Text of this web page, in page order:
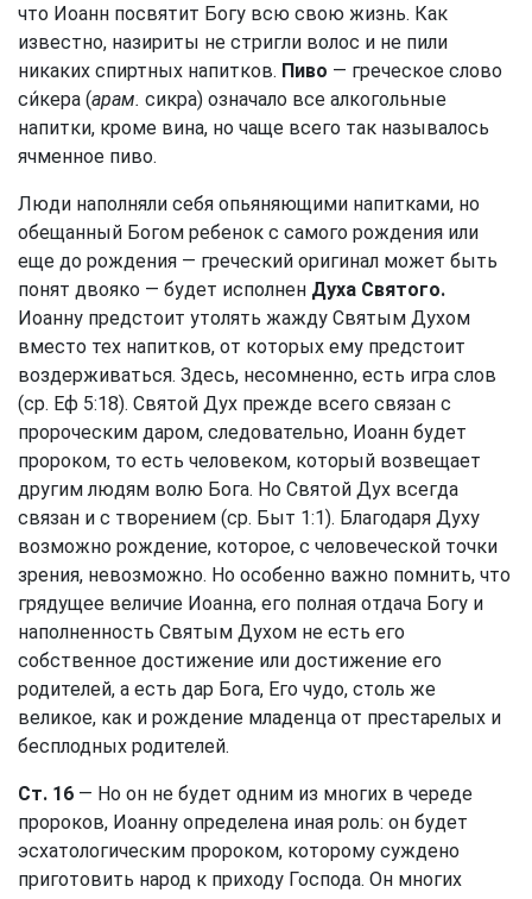
что Иоанн посвятит Богу всю свою жизнь. Как
известно, назириты не стригли волос и не пили
никаких спиртных напитков. Пиво — греческое слово
си́кера (арам. сикра) означало все алкогольные
напитки, кроме вина, но чаще всего так называлось
ячменное пиво.
Люди наполняли себя опьяняющими напитками, но
обещанный Богом ребенок с самого рождения или
еще до рождения — греческий оригинал может быть
понят двояко — будет исполнен Духа Святого.
Иоанну предстоит утолять жажду Святым Духом
вместо тех напитков, от которых ему предстоит
воздерживаться. Здесь, несомненно, есть игра слов
(ср. Еф 5:18). Святой Дух прежде всего связан с
пророческим даром, следовательно, Иоанн будет
пророком, то есть человеком, который возвещает
другим людям волю Бога. Но Святой Дух всегда
связан и с творением (ср. Быт 1:1). Благодаря Духу
возможно рождение, которое, с человеческой точки
зрения, невозможно. Но особенно важно помнить, что
грядущее величие Иоанна, его полная отдача Богу и
наполненность Святым Духом не есть его
собственное достижение или достижение его
родителей, а есть дар Бога, Его чудо, столь же
великое, как и рождение младенца от престарелых и
бесплодных родителей.
Ст. 16 — Но он не будет одним из многих в череде
пророков, Иоанну определена иная роль: он будет
эсхатологическим пророком, которому суждено
приготовить народ к приходу Господа. Он многих